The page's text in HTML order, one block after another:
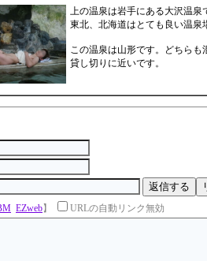
上の温泉は岩手にある大沢温泉
東北、北海道はとても良い温泉
この温泉は山形です。どちらも
貸し切りに近いです。
EZweb】 URLの自動リンク無効